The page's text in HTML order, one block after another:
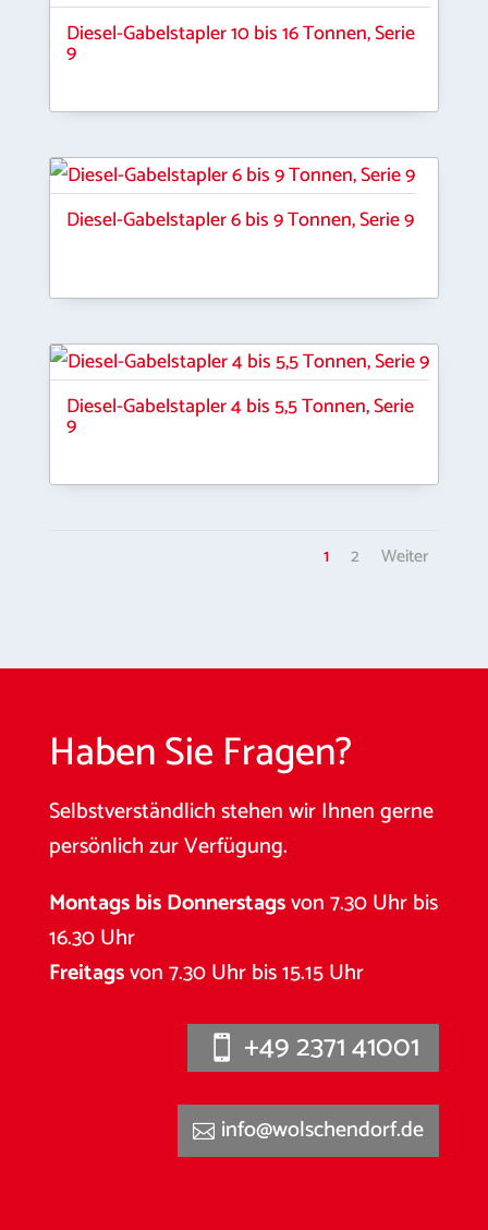
Diesel-Gabelstapler 10 bis 16 Tonnen, Serie
9
Diesel-Gabelstapler 6 bis 9 Tonnen, Serie 9
Diesel-Gabelstapler 4 bis 5,5 Tonnen, Serie
9
1 2 Weiter
Haben Sie Fragen?
Selbstverständlich stehen wir Ihnen gerne
persönlich zur Verfügung.
Montags bis Donnerstagsvon 7.30 Uhr bis
16.30 Uhr
Freitagsvon 7.30 Uhr bis 15.15 Uhr
+49 2371 41001
info@wolschendorf.de